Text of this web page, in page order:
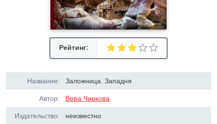
Рейтинг:
Название: Заложница. Западня
Автор: Вера Чиркова
Издательство: неизвестно